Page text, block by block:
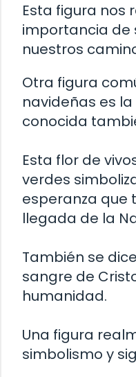
Esta figura nos
importancia de
nuestros
Otra figura
navideñas es
conocida
Esta flor de
verdes
esperanza que
llegada de la
También se
sangre de
humanidad.
Una figura
simbolismo y